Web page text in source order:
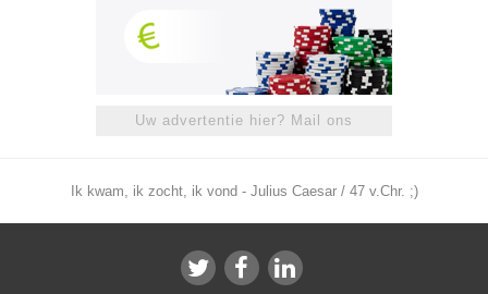
Uw advertentie hier? Mail ons
Ik kwam, ik zocht, ik vond - Julius Caesar / 47 v.Chr. ;)